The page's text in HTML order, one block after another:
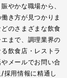
やかな職場から、
き方が見つかりま
のさまざまな飲食
まで、調理業界の
飲食店・レストラ
メールでお問い合
採用情報に精通し